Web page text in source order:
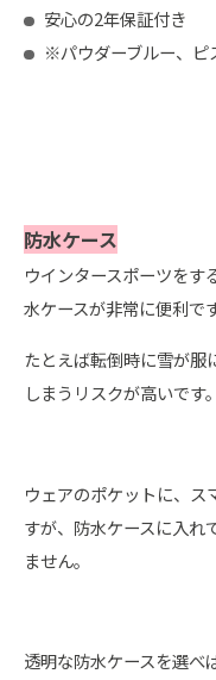
安心の2年保証付き
※パウダーブルー、ピ
防水ケース
ウインタースポーツをす
水ケースが非常に便利です
たとえば転倒時に雪が服
しまうリスクが高いです。
ウェアのポケットに、ス
すが、防水ケースに入れ
ません。
透明な防水ケースを選べ